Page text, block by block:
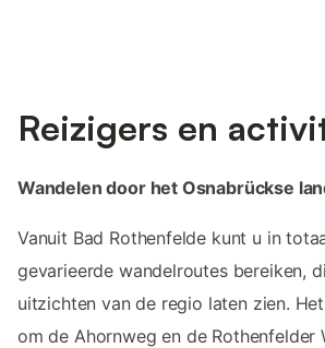
Reizigers en
Wandelen door het Osnabrückse
Vanuit Bad Rothenfelde kunt u in
gevarieerde wandelroutes bereiken,
uitzichten van de regio laten zien.
om de Ahornweg en de Rothenfelder